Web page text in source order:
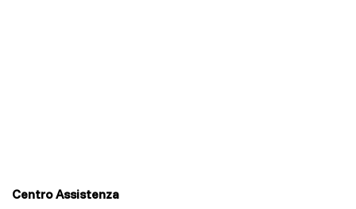
Centro Assistenza